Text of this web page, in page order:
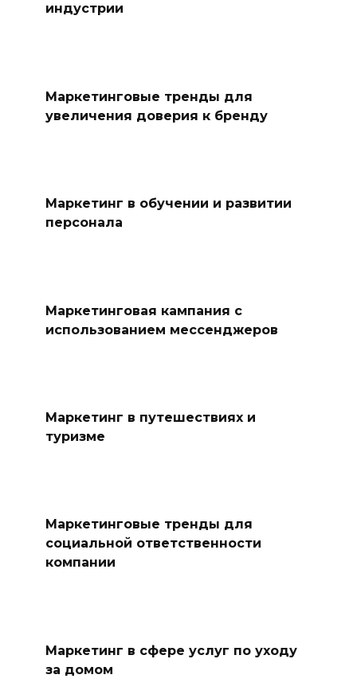
индустрии
Маркетинговые тренды для
увеличения доверия к бренду
Маркетинг в обучении и развитии
персонала
Маркетинговая кампания с
использованием мессенджеров
Маркетинг в путешествиях и
туризме
Маркетинговые тренды для
социальной ответственности
компании
Маркетинг в сфере услуг по уходу
за домом